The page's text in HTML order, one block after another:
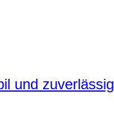
und zuverlässig